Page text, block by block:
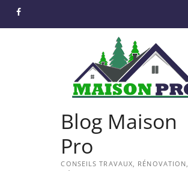
facebook
Blog Maison
Pro
CONSEILS TRAVAUX, RÉNOVATION,